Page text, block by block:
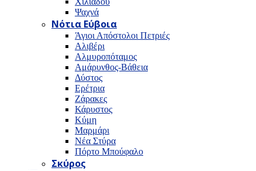
Ψαχνά
Νότια Εύβοια
Άγιοι Απόστολοι Πετριές
Αλιβέρι
Αλμυροπόταμος
Αμάρυνθος-Βάθεια
Δύστος
Ερέτρια
Ζάρακες
Κάρυστος
Κύμη
Μαρμάρι
Νέα Στύρα
Πόρτο Μπούφαλο
Σκύρος